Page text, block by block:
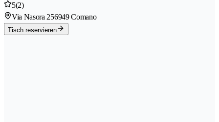
5(2)
Via Nasora 256949 Comano
Tisch reservieren